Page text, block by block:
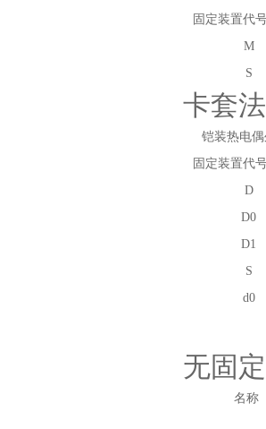
固定装置代
M
S
卡套
铠装热电
固定装置代
D
D0
D1
S
d0
无固
名称